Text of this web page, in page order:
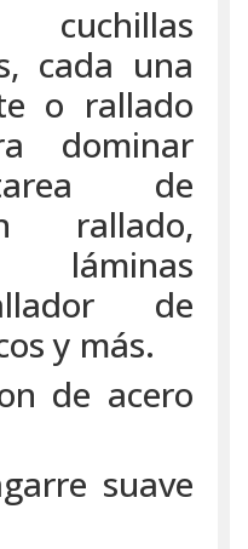
cada una
o rallado
dominar
de
rallado,
de
y más.
de acero
suave